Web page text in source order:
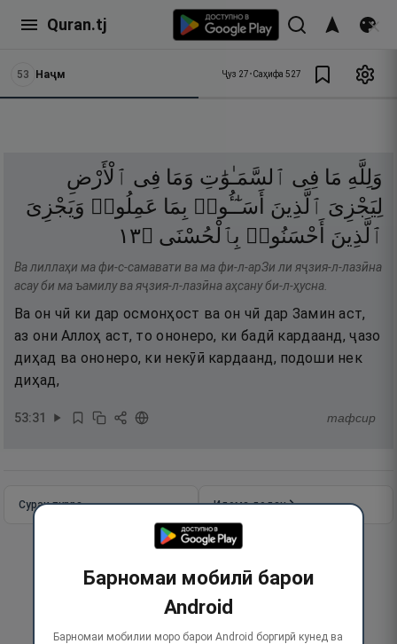
Quran.tj
53 Наҷм Ҷуз 27•Саҳифа 527
وَلِلَّهِ مَا فِى ٱلسَّمَـٰوَٰتِ وَمَا فِى ٱلْأَرْضِ
لِيَجْزِىَ ٱلَّذِينَ أَسَـٰٓـُٔوا۟ بِمَا عَمِلُوا۟ وَيَجْزِىَ
ٱلَّذِينَ
أَحْسَنُوا۟ بِٱلْحُسْنَى ۝٣١
Ва лиллаҳи ма фи-с-самавати ва ма фи-л-арЗи ли яҷзия-л-лазӣна
асау би ма ъамилу ва яҷзия-л-лазӣна аҳсану би-л-ҳусна.
Ва он чӣ ки дар осмонҳост ва он чӣ дар Замин аст,
аз они Аллоҳ аст, то ононеро, ки бадӣ кардаанд, ҷазо
диҳад ва ононеро, ки некӯӣ кардаанд, подоши нек
диҳад,
53:31 тафсир
Сураи пурра Идома додан
Барномаи мобилӣ барои
Android
Барномаи мобилии моро барои Android боргирӣ кунед ва